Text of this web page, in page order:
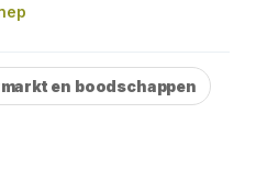
en boodschappen